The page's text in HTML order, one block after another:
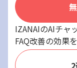
IZANAIのAIチャ
FAQ改善の効果